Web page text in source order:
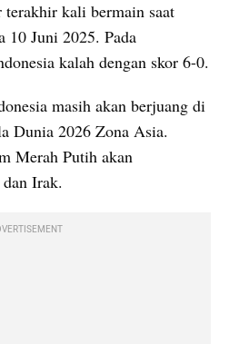
kali bermain saat
10 Juni 2025. Pada
kalah dengan skor 6-0.
masih akan berjuang di
Dunia 2026 Zona Asia.
Merah Putih akan
Irak.